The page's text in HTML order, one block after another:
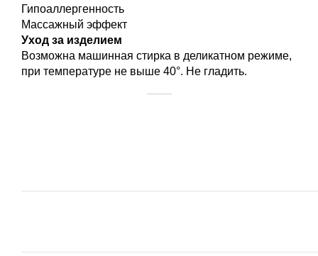
Гипоаллергенность
Массажный эффект
Уход за изделием
Возможна машинная стирка в деликатном режиме,
при температуре не выше 40°. Не гладить.